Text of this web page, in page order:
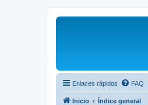
Enlaces rápidos FAQ
Inicio Índice general